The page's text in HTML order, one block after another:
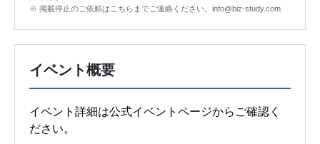
※ 掲載停止のご依頼はこちらまでご連絡ください。info@biz-study.com
イベント概要
イベント詳細は公式イベントページからご確認く
ださい。